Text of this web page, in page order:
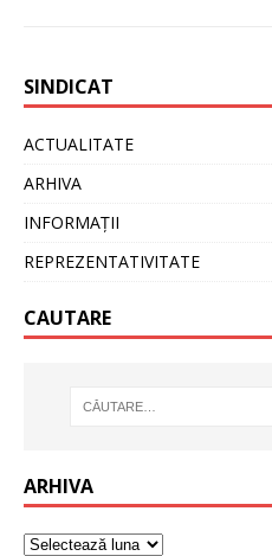
SINDICAT
ACTUALITATE
ARHIVA
INFORMAȚII
REPREZENTATIVITATE
CAUTARE
ARHIVA